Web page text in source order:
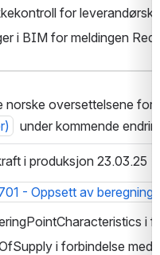
for
i BIM for meldingen
norske oversettelsene
under kommende
i produksjon 23.03.25
- Oppsett av beregning
i
i forbindelse